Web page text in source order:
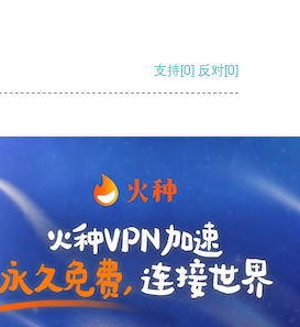
支持[0] 反对[0]
支持
支持[0] 反对[0]